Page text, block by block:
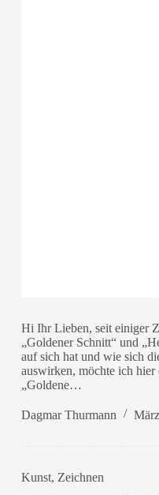
Hi Ihr Lieben, seit einiger
„Goldener Schnitt“ und
auf sich hat und wie sich
auswirken, möchte ich
„Goldene…
Dagmar Thurmann
Kunst, Zeichnen